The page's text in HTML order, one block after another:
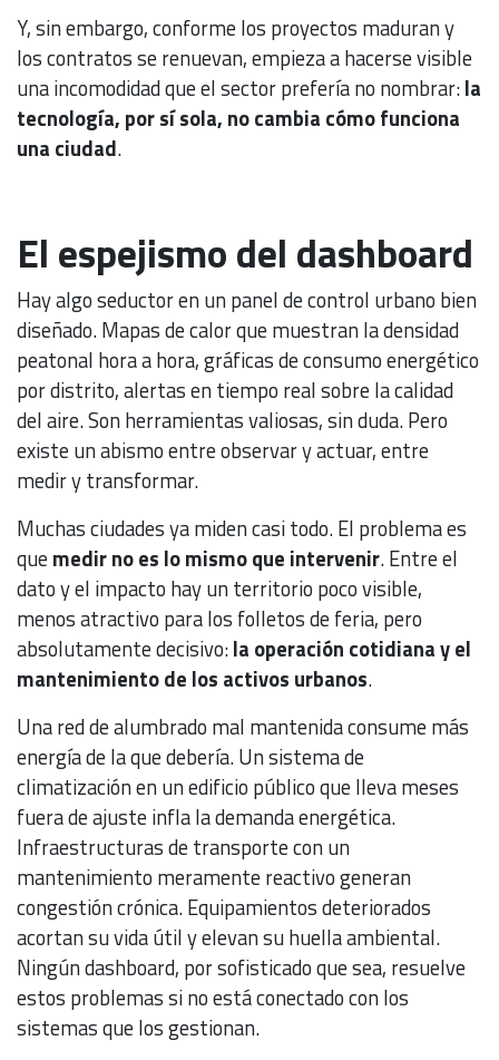
Y, sin embargo, conforme los proyectos maduran y
los contratos se renuevan, empieza a hacerse visible
una incomodidad que el sector prefería no nombrar:la
tecnología, por sí sola, no cambia cómo funciona
una ciudad.
El espejismo del dashboard
Hay algo seductor en un panel de control urbano bien
diseñado. Mapas de calor que muestran la densidad
peatonal hora a hora, gráficas de consumo energético
por distrito, alertas en tiempo real sobre la calidad
del aire. Son herramientas valiosas, sin duda. Pero
existe un abismo entre observar y actuar, entre
medir y transformar.
Muchas ciudades ya miden casi todo. El problema es
quemedir no es lo mismo que intervenir. Entre el
dato y el impacto hay un territorio poco visible,
menos atractivo para los folletos de feria, pero
absolutamente decisivo:la operación cotidiana y el
mantenimiento de los activos urbanos.
Una red de alumbrado mal mantenida consume más
energía de la que debería. Un sistema de
climatización en un edificio público que lleva meses
fuera de ajuste infla la demanda energética.
Infraestructuras de transporte con un
mantenimiento meramente reactivo generan
congestión crónica. Equipamientos deteriorados
acortan su vida útil y elevan su huella ambiental.
Ningún dashboard, por sofisticado que sea, resuelve
estos problemas si no está conectado con los
sistemas que los gestionan.